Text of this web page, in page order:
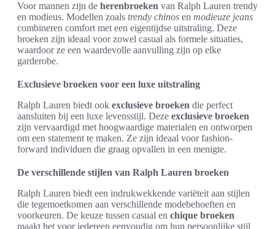
Voor mannen zijn de herenbroeken van Ralph Lauren trendy
en modieus. Modellen zoals trendy chinos en modieuze jeans
combineren comfort met een eigentijdse uitstraling. Deze
broeken zijn ideaal voor zowel casual als formele situaties,
waardoor ze een waardevolle aanvulling zijn op elke
garderobe.
Exclusieve broeken voor een luxe uitstraling
Ralph Lauren biedt ook exclusieve broeken die perfect
aansluiten bij een luxe levensstijl. Deze exclusieve broeken
zijn vervaardigd met hoogwaardige materialen en ontworpen
om een statement te maken. Ze zijn ideaal voor fashion-
forward individuen die graag opvallen in een menigte.
De verschillende stijlen van Ralph Lauren broeken
Ralph Lauren biedt een indrukwekkende variëteit aan stijlen
die tegemoetkomen aan verschillende modebehoeften en
voorkeuren. De keuze tussen casual en chique broeken
maakt het voor iedereen eenvoudig om hun persoonlijke stijl